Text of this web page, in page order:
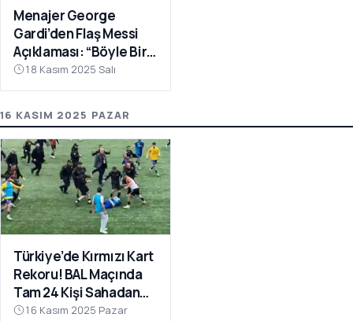
Menajer George
Gardi’den Flaş Messi
Açıklaması: “Böyle Bir
Fırsat Olursa,
Galatasaray İçin
18 Kasım 2025 Salı
16 KASIM 2025 PAZAR
Türkiye’de Kırmızı Kart
Rekoru! BAL Maçında
Tam 24 Kişi Sahadan
Atıldı
16 Kasım 2025 Pazar